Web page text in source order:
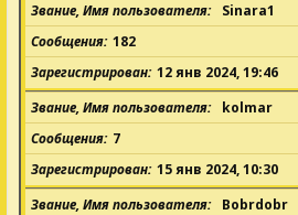
Звание, Имя пользователя
Sinara1
Сообщения 182
Зарегистрирован 12 янв 2024, 19:46
Звание, Имя пользователя
kolmar
Сообщения 7
Зарегистрирован 15 янв 2024, 10:30
Звание, Имя пользователя
Bobrdobr